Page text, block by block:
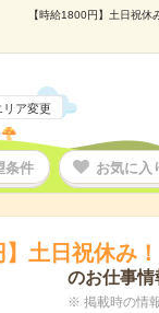
【時給1800円】土日祝
リア変更
条件 お気に入
】土日祝休み
のお仕事情
※ 掲載時の情